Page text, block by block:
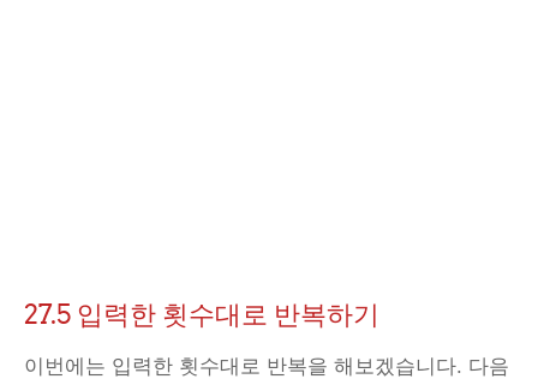
27.5 입력한 횟수대로 반복하기
이번에는 입력한 횟수대로 반복을 해보겠습니다. 다음